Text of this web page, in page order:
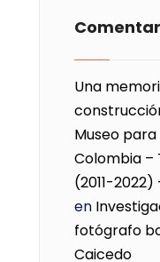
Una
Museo
Colombia –
(2011-
en
fotógrafo
Caicedo